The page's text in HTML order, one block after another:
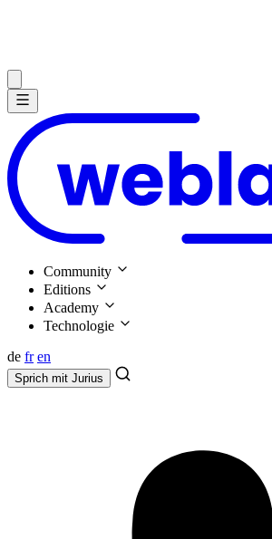
Community
Editions
Academy
Technologie
de fr en
Sprich mit Jurius